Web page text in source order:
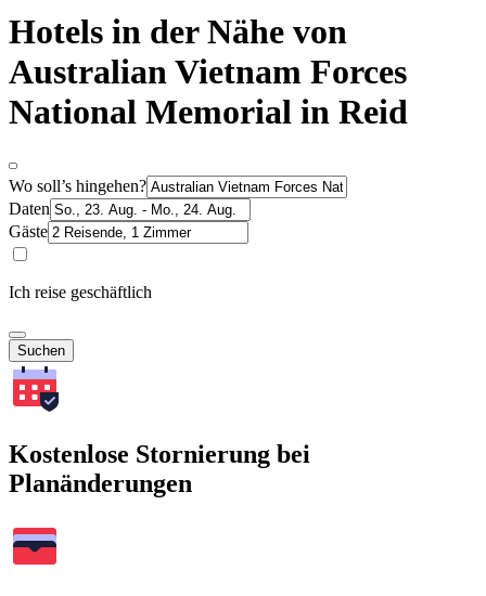
Hotels in der Nähe von
Australian Vietnam Forces
National Memorial in Reid
Wo soll’s hingehen?
Daten
Gäste
Ich reise geschäftlich
Suchen
Kostenlose Stornierung bei
Planänderungen